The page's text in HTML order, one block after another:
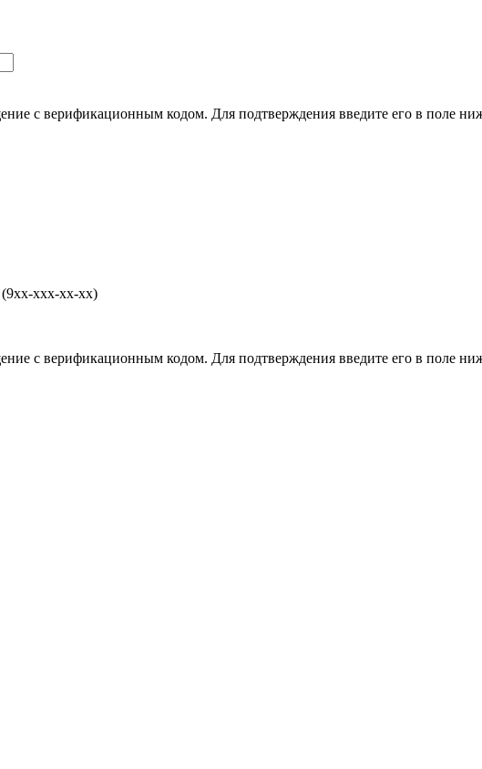
с верификационным кодом. Для подтверждения введите его в поле
ххх-хх-хх)
с верификационным кодом. Для подтверждения введите его в поле